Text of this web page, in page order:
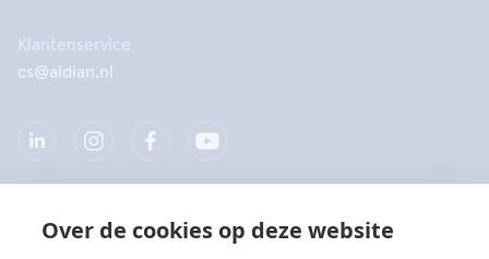
Over de cookies op deze website
Klantenservice
cs@aidian.nl
Bedrijf